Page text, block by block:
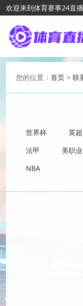
欢迎来到体育赛事24直播
您的位置： 首页 > 联
世界杯 英超
法甲
美职业
NBA